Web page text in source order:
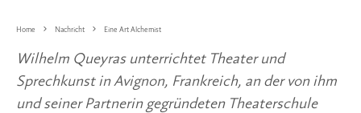
Home Nachricht Eine Art Alchemist
Wilhelm Queyras unterrichtet Theater und
Sprechkunst in Avignon, Frankreich, an der von ihm
und seiner Partnerin gegründeten Theaterschule